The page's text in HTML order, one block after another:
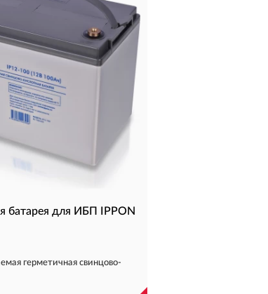
батарея для ИБП IPPON
герметичная свинцово-